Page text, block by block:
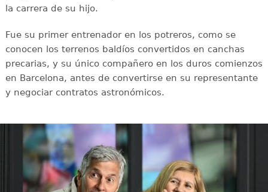
la carrera de su hijo.
Fue su primer entrenador en los potreros, como se
conocen los terrenos baldíos convertidos en canchas
precarias, y su único compañero en los duros comienzos
en Barcelona, antes de convertirse en su representante
y negociar contratos astronómicos.